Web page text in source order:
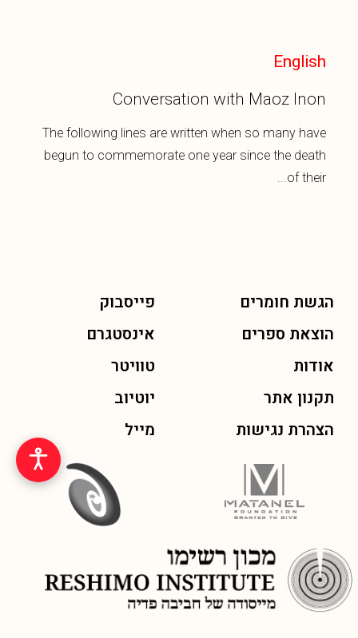
English
Conversation with Maoz Inon
The following lines are written when so many have
begun to commemorate one year since the death
of their...
הגשת חומרים
הוצאת ספרים
אודות
תקנון אתר
הצהרת נגישות
פייסבוק
אינסטגרם
טוויטר
יוטיוב
מייל